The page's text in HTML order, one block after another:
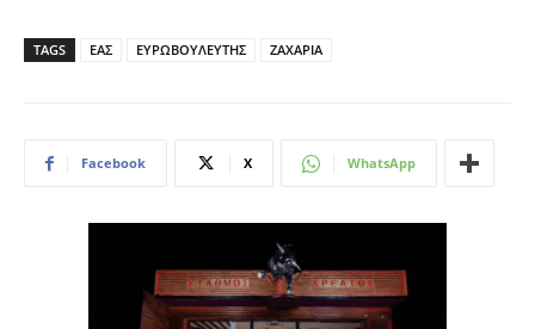
TAGS ΕΑΣ ΕΥΡΩΒΟΥΛΕΥΤΗΣ ΖΑΧΑΡΙΑ
Facebook X WhatsApp